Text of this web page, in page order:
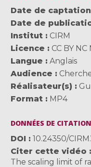
Date de captation
Date de
Institut
CIRM
Licence
CC BY NC
Langue
Anglais
Audience
Réalisateur(s)
Format
MP4
DONNÉES DE CITATION
DOI
10.24350/
Citer cette vidéo
The scaling limit of